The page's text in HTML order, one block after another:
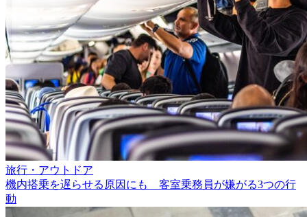
旅行・アウトドア
機内搭乗を遅らせる原因にも 客室乗務員が嫌がる3つの行
動